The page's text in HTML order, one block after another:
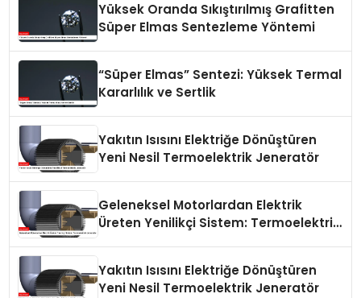
Yüksek Oranda Sıkıştırılmış Grafitten
Süper Elmas Sentezleme Yöntemi
“Süper Elmas” Sentezi: Yüksek Termal
Kararlılık ve Sertlik
Yakıtın Isısını Elektriğe Dönüştüren
Yeni Nesil Termoelektrik Jeneratör
Geleneksel Motorlardan Elektrik
Üreten Yenilikçi Sistem: Termoelektrik
Yakıtın Isısını Elektriğe Dönüştüren
Yeni Nesil Termoelektrik Jeneratör